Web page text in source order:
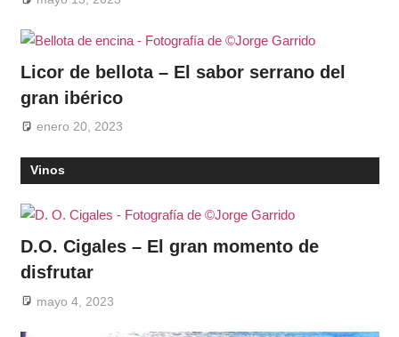
Licor de bellota – El sabor serrano del
gran ibérico
enero 20, 2023
Vinos
D.O. Cigales – El gran momento de
disfrutar
mayo 4, 2023